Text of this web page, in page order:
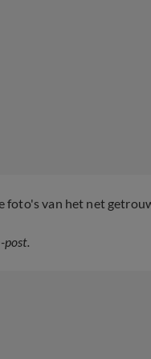
foto's van het net
post.